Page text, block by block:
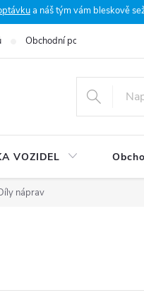
a náš tým vám bleskově
Obchodní podmínky
VOZIDEL
náprav